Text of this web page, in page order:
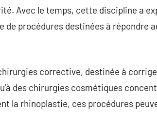
Avec le temps, cette discipline a
de procédures destinées à répondre
corrective, destinée à
des chirurgies cosmétiques
la rhinoplastie, ces procédures